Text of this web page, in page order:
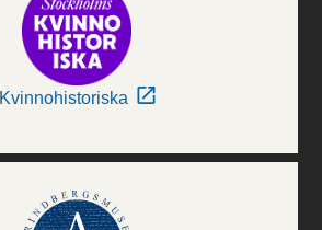
Kvinnohistoriska